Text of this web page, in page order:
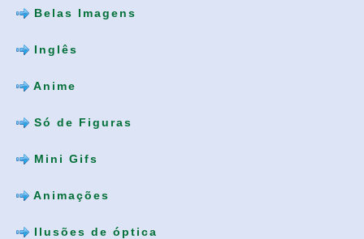
Belas Imagens
Inglês
Anime
Só de Figuras
Mini Gifs
Animações
Ilusões de óptica